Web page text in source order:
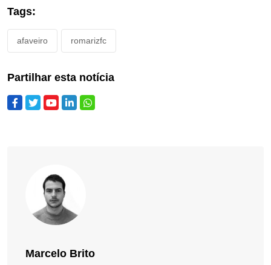
Tags:
afaveiro romarizfc
Partilhar esta notícia
Marcelo Brito